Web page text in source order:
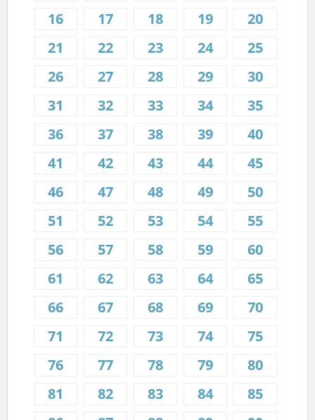
16
17 18 19
20
21
22 23 24
25
26
27 28 29
30
31
32 33 34
35
36
37 38 39
40
41
42 43 44
45
46
47 48 49
50
51
52 53 54
55
56
57 58 59
60
61
62 63 64
65
66
67 68 69
70
71
72 73 74
75
76
77 78 79
80
81
82 83 84
85